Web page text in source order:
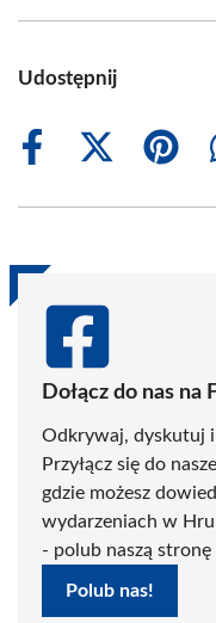
Udostępnij
Share
Share
(Twitter)
Share
Dołącz do nas na
Odkrywaj, dyskutuj i
Przyłącz się do
gdzie możesz
wydarzeniach w
- polub naszą stronę
Polub nas!